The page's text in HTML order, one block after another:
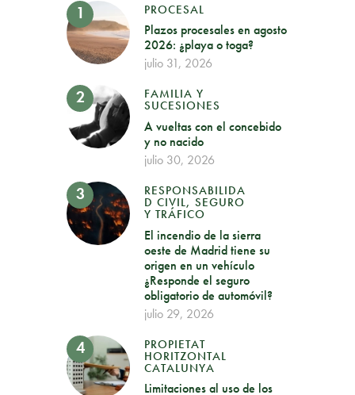
PROCESAL
Plazos procesales en agosto
2026: ¿playa o toga?
julio 31, 2026
FAMILIA Y
SUCESIONES
A vueltas con el concebido
y no nacido
julio 30, 2026
RESPONSABILIDA
D CIVIL, SEGURO
Y TRÁFICO
El incendio de la sierra
oeste de Madrid tiene su
origen en un vehículo
¿Responde el seguro
obligatorio de automóvil?
julio 29, 2026
PROPIETAT
HORITZONTAL
CATALUNYA
Limitaciones al uso de los